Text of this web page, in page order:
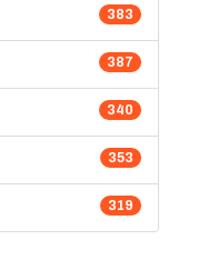
383
387
340
353
319